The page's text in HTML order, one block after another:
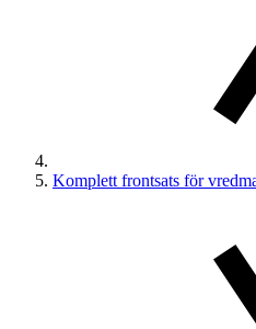
Komplett frontsats för